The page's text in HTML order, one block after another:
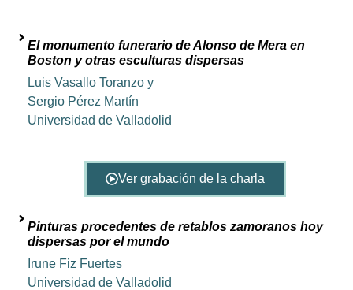
El monumento funerario de Alonso de Mera en
Boston y otras esculturas dispersas
Luis Vasallo Toranzo y
Sergio Pérez Martín
Universidad de Valladolid
Ver grabación de la charla
Pinturas procedentes de retablos zamoranos hoy
dispersas por el mundo
Irune Fiz Fuertes
Universidad de Valladolid